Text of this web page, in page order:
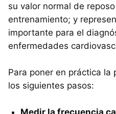
su valor normal de
entrenamiento; y
importante para el
enfermedades
Para poner en práctica la
los siguientes pasos:
Medir la frecuencia